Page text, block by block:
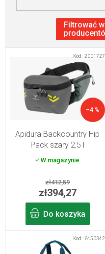
w
–4 %
Apidura Backcountry Hip
Pack szary 2,5 l
W magazynie
zł412,59
zł394,27
Do koszyka
Kod :2001727
Kod : 6450342